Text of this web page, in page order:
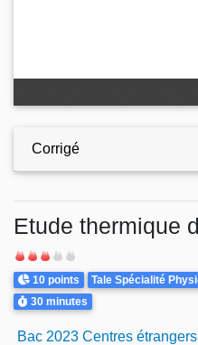
Corrigé
Etude thermique
Difficulté
Points
10 points Theme
Tale Spécialité
Durée
30 minutes
Bac 2023 Centres